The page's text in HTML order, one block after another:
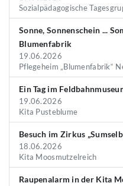
Sozialpädagogische
Sonne, Sonnenschein ...
Blumenfabrik
19.06.2026
Pflegeheim „Blumenfabrik“
Ein Tag im
19.06.2026
Kita Pusteblume
Besuch im Zirkus
18.06.2026
Kita Moosmutzelreich
Raupenalarm in der Kita